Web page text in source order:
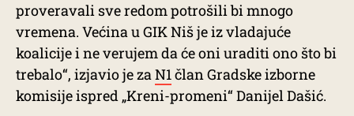
proveravali sve redom potrošili bi mnogo
vremena. Većina u GIK Niš je iz vladajuće
koalicije i ne verujem da će oni uraditi ono što bi
trebalo“, izjavio je zaN1član Gradske izborne
komisije ispred „Kreni-promeni“ Danijel Dašić.